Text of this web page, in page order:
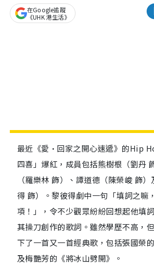
在Google追蹤
《UHK 港生活》
最近《愛•回家之開心速遞》的Hip
四喜」爆紅，成員包括熊樹根（劉丹
（羅樂林 飾）、譚道德（陳榮峻 飾
得 飾）。黎彼得劇中一句「填詞之嘛
項！」，令不少觀眾紛紛回想起他填
其操刀創作的歌詞。雖然學歷不高，
下了一首又一首經典歌，包括張國榮的
及梅艷芳的《將冰山劈開》。